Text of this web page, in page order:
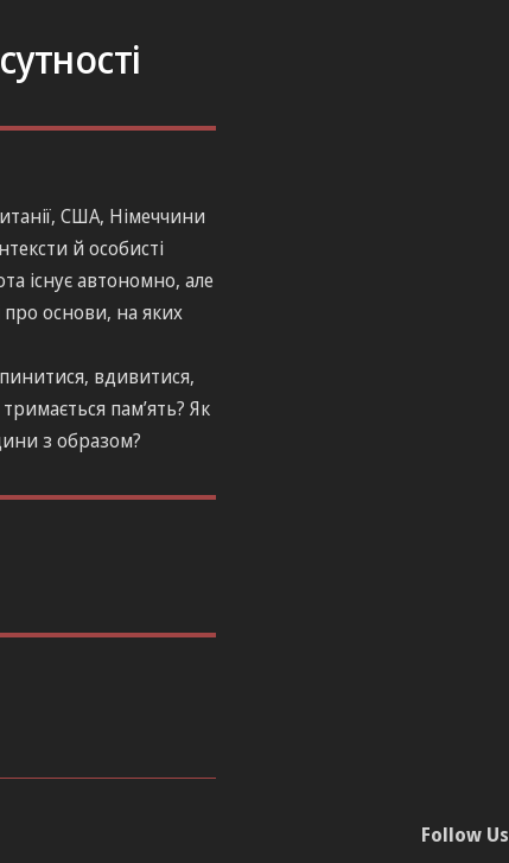
США, Німеччини
й особисті
існує автономно, але
про основи, на яких
вдивитися,
пам’ять? Як
з образом?
Follow Us